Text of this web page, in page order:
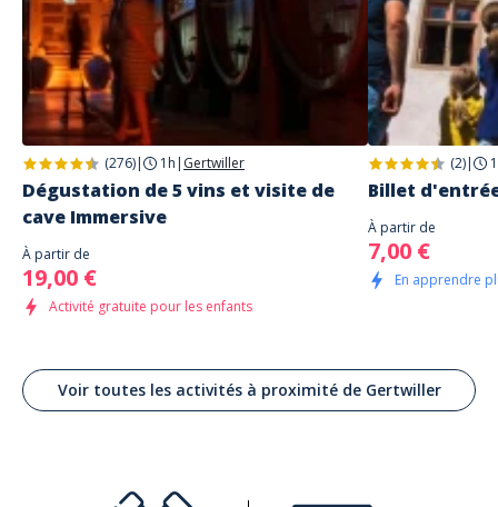
(276)| 1h | Gertwiller
Dégustation de 5 vins et visite de
cave Immersive
À partir de
19,00 €
Activité gratuite pour les enfants
(2)|
Billet
À partir de
7,00 €
En apprendre
Voir toutes les activités à proximité de Gertwiller